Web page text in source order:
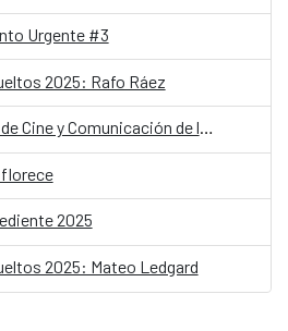
Urgente #3
2025: Rafo Ráez
Festival Internacional de Cine y Comunicación de los Pueblos Indígenas 2025
2025
2025: Mateo Ledgard